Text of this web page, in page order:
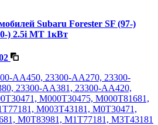
Subaru Forester SF (97-)
) 2.5i MT 1кВт
AA450, 23300-AA270, 23300-
23300-AA381, 23300-AA420,
M000T30475, M000T81681,
M003T43181, M0T30471,
M0T83981, M1T77181, M3T43181